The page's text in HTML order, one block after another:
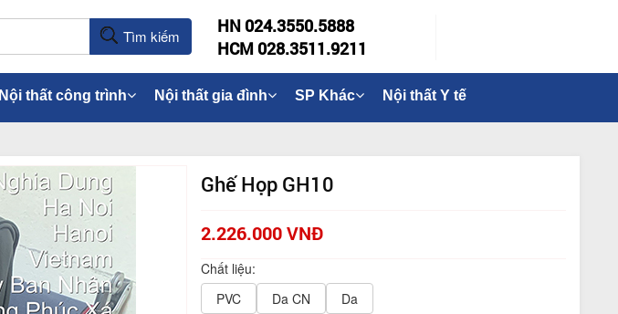
Tìm kiếm
HN 024.3550.5888
HCM 028.3511.9211
Nội thất công trình Nội thất gia đình SP Khác Nội thất Y tế
Ghế Họp GH10
2.226.000 VNĐ
Chất liệu:
PVC
Da CN Da